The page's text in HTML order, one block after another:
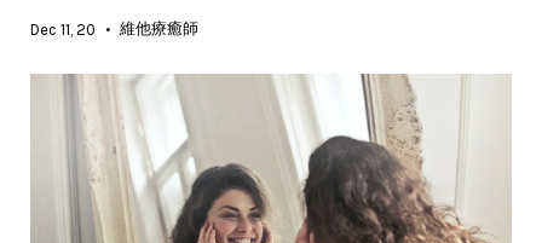
Dec 11, 20 • 維他療癒師